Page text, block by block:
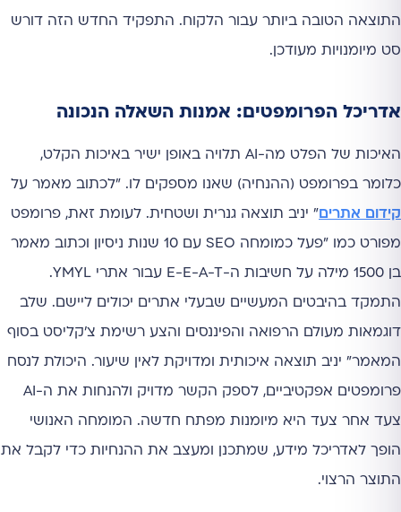
התוצאה הטובה ביותר עבור הלקוח. התפקיד החדש הזה דורש
סט מיומנויות מעודכן.
אדריכל הפרומפטים: אמנות השאלה הנכונה
האיכות של הפלט מה-AI תלויה באופן ישיר באיכות הקלט,
כלומר בפרומפט (ההנחיה) שאנו מספקים לו. "לכתוב מאמר על
קידום אתרים" יניב תוצאה גנרית ושטחית. לעומת זאת, פרומפט
מפורט כמו "פעל כמומחה SEO עם 10 שנות ניסיון וכתוב מאמר
בן 1500 מילה על חשיבות ה-E-E-A-T עבור אתרי YMYL.
התמקד בהיבטים המעשיים שבעלי אתרים יכולים ליישם. שלב
דוגמאות מעולם הרפואה והפיננסים והצע רשימת צ'קליסט בסוף
המאמר" יניב תוצאה איכותית ומדויקת לאין שיעור. היכולת לנסח
פרומפטים אפקטיביים, לספק הקשר מדויק ולהנחות את ה-AI
צעד אחר צעד היא מיומנות מפתח חדשה. המומחה האנושי
הופך לאדריכל מידע, שמתכנן ומעצב את ההנחיות כדי לקבל את
התוצר הרצוי.